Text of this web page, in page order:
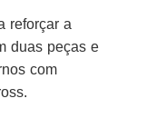
reforçar a
duas peças e
com